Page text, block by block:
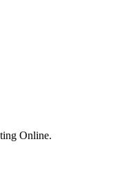
Online.